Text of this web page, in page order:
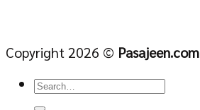
Copyright 2026 © Pasajeen.com